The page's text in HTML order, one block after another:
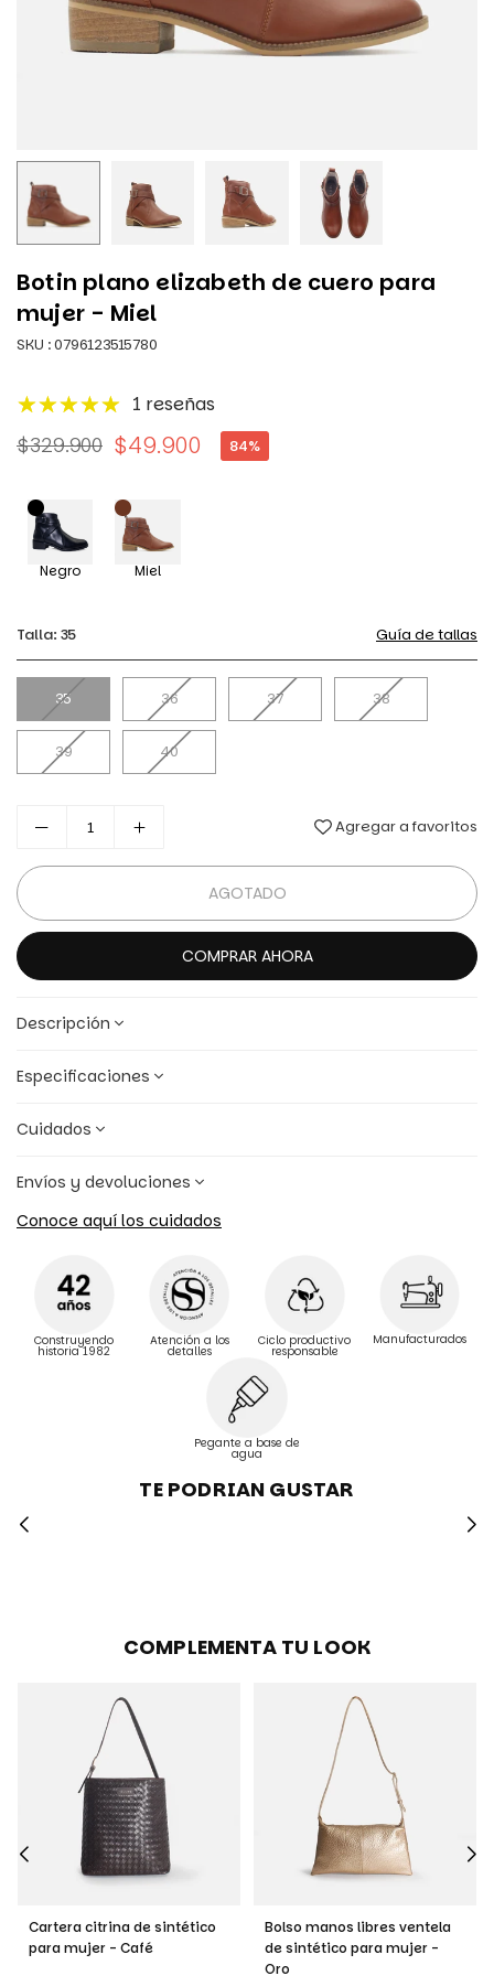
Botin plano elizabeth de cuero para
mujer - Miel
SKU :0796123515780
1 reseñas
Precio
$329.900 $49.900 84%
Negro Miel
Talla: 35 Guía de tallas
35 36 37 38
39 40
Agregar a favoritos
AGOTADO
COMPRAR AHORA
Descripción
Especificaciones
Cuidados
Envíos y devoluciones
Conoce aquí los cuidados
Construyendo
historia 1982
Atención a los
detalles
Ciclo productivo
responsable
Manufacturados
Pegante a base de
agua
TE PODRIAN GUSTAR
COMPLEMENTA TU LOOK
Cartera citrina de sintético
para mujer - Café
Bolso manos libres ventela
de sintético para mujer -
Oro